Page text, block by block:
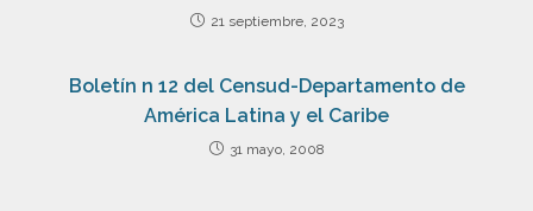
21 septiembre, 2023
Boletín n 12 del Censud-Departamento de
América Latina y el Caribe
31 mayo, 2008